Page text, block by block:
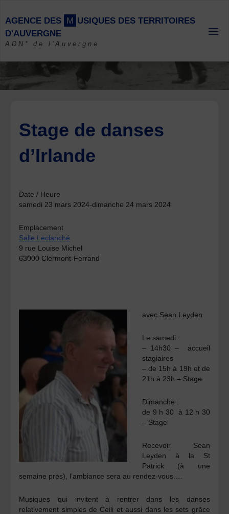
content
AGENCE DES M USIQUES DES TERRITOIRES
D'AUVERGNE
ADN* de l'Auvergne
Stage de danses
d’Irlande
Date / Heure
samedi 23 mars 2024-dimanche 24 mars 2024
Emplacement
Salle Leclanché
9 rue Louise Michel
63000 Clermont-Ferrand
avec Sean Leyden
Le samedi :
– 14h30 – accueil
stagiaires
– de 15h à 19h et de
21h à 23h – Stage
Dimanche :
de 9 h 30 à 12 h 30
– Stage
Recevoir Sean
Leyden à la St
Patrick (à une
semaine près), l’ambiance sera au rendez-vous….
Musiques qui invitent à rentrer dans les danses
relativement simples de Ceili et aussi dans les sets grâce